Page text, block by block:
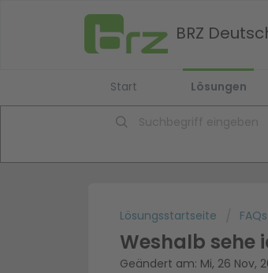
BRZ
Start Lösungen
Lösungsstartseite FAQs
Weshalb sehe
Geändert am: Mi, 26 Nov,